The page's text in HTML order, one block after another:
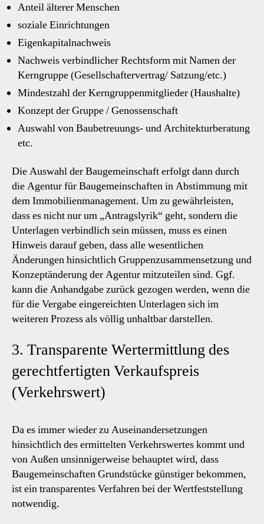
Anteil älterer Menschen
soziale Einrichtungen
Eigenkapitalnachweis
Nachweis verbindlicher Rechtsform mit Namen der
Kerngruppe (Gesellschaftervertrag/ Satzung/etc.)
Mindestzahl der Kerngruppenmitglieder (Haushalte)
Konzept der Gruppe / Genossenschaft
Auswahl von Baubetreuungs- und Architekturberatung
etc.
Die Auswahl der Baugemeinschaft erfolgt dann durch
die Agentur für Baugemeinschaften in Abstimmung mit
dem Immobilienmanagement. Um zu gewährleisten,
dass es nicht nur um „Antragslyrik“ geht, sondern die
Unterlagen verbindlich sein müssen, muss es einen
Hinweis darauf geben, dass alle wesentlichen
Änderungen hinsichtlich Gruppenzusammensetzung und
Konzeptänderung der Agentur mitzuteilen sind. Ggf.
kann die Anhandgabe zurück gezogen werden, wenn die
für die Vergabe eingereichten Unterlagen sich im
weiteren Prozess als völlig unhaltbar darstellen.
3. Transparente Wertermittlung des
gerechtfertigten Verkaufspreis
(Verkehrswert)
Da es immer wieder zu Auseinandersetzungen
hinsichtlich des ermittelten Verkehrswertes kommt und
von Außen unsinnigerweise behauptet wird, dass
Baugemeinschaften Grundstücke günstiger bekommen,
ist ein transparentes Verfahren bei der Wertfeststellung
notwendig.